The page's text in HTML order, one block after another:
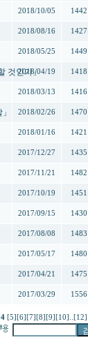
2018/10/05 1442
2018/08/16 1427
2018/05/25 1449
것인가」
2018/04/19 1418
2018/03/13 1416
2018/02/26 1470
2018/01/16 1421
2017/12/27 1435
2017/11/21 1482
2017/10/19 1451
2017/09/15 1430
2017/08/08 1483
2017/05/17 1480
2017/04/21 1475
2017/03/29 1556
4 [5] [6] [7] [8] [9] [10] [12]